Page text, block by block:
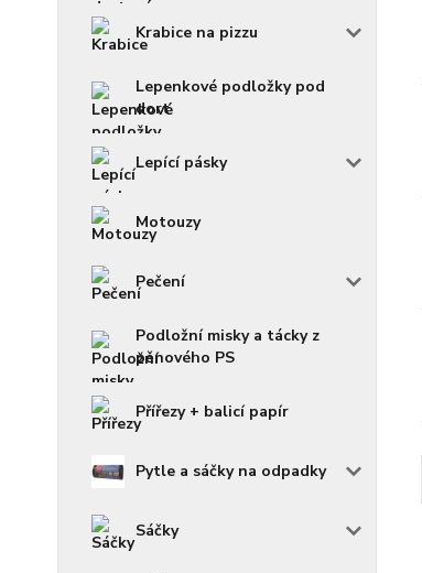
Krabice na pizzu
Lepenkové podložky pod
dort
Lepící pásky
Motouzy
Pečení
Podložní misky a tácky z
pěnového PS
Přířezy + balicí papír
Pytle a sáčky na odpadky
Sáčky